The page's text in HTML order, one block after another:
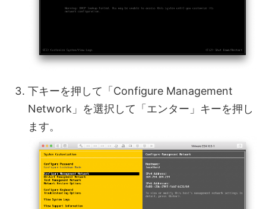
下キーを押して「Configure Management
Network」を選択して「エンター」キーを押し
ます。